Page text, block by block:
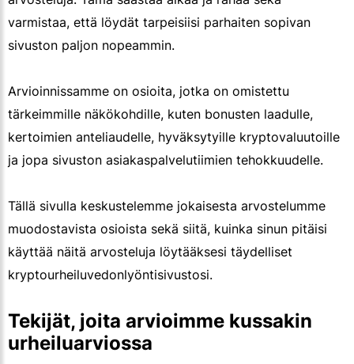
varmistaa, että löydät tarpeisiisi parhaiten sopivan
sivuston paljon nopeammin.
Arvioinnissamme on osioita, jotka on omistettu
tärkeimmille näkökohdille, kuten bonusten laadulle,
kertoimien anteliaudelle, hyväksytyille kryptovaluutoille
ja jopa sivuston asiakaspalvelutiimien tehokkuudelle.
Tällä sivulla keskustelemme jokaisesta arvostelumme
muodostavista osioista sekä siitä, kuinka sinun pitäisi
käyttää näitä arvosteluja löytääksesi täydelliset
kryptourheiluvedonlyöntisivustosi.
Tekijät, joita arvioimme kussakin
urheiluarviossa